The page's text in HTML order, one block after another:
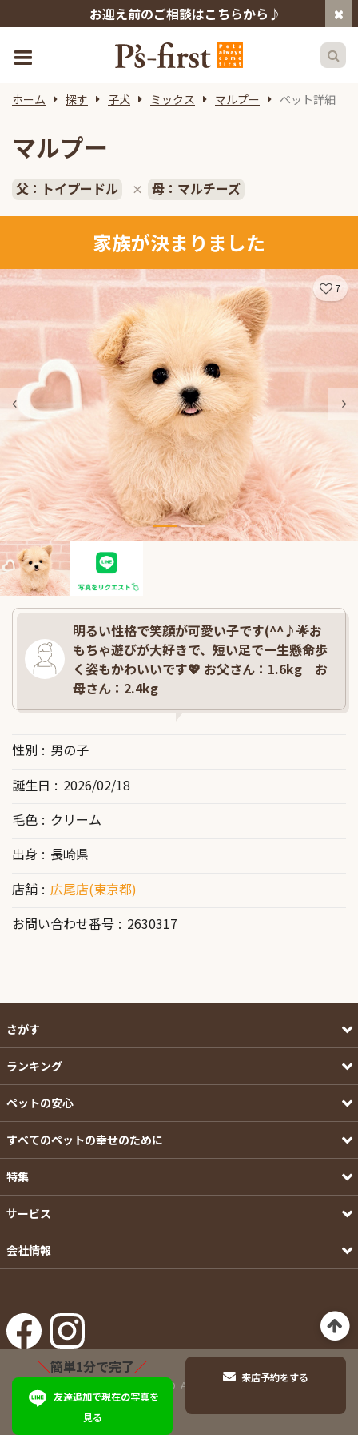
お迎え前のご相談はこちらから♪
ホーム 探す 子犬 ミックス マルプー ペット詳細
マルプー
父：トイプードル × 母：マルチーズ
家族が決まりました
7
明るい性格で笑顔が可愛い子です(^^♪🌟お
もちゃ遊びが大好きで、短い足で一生懸命歩
く姿もかわいいです💖 お父さん：1.6kg お
母さん：2.4kg
性別
男の子
誕生日
2026/02/18
毛色
クリーム
出身
長崎県
店舗
広尾店(東京都)
お問い合わせ番号
2630317
さがす
ランキング
ペットの安心
すべてのペットの幸せのために
特集
サービス
会社情報
©Pets-first CO.,LTD. All Rights Reserved.
＼簡単1分で完了／
友達追加で現在の写真を
見る
来店予約をする